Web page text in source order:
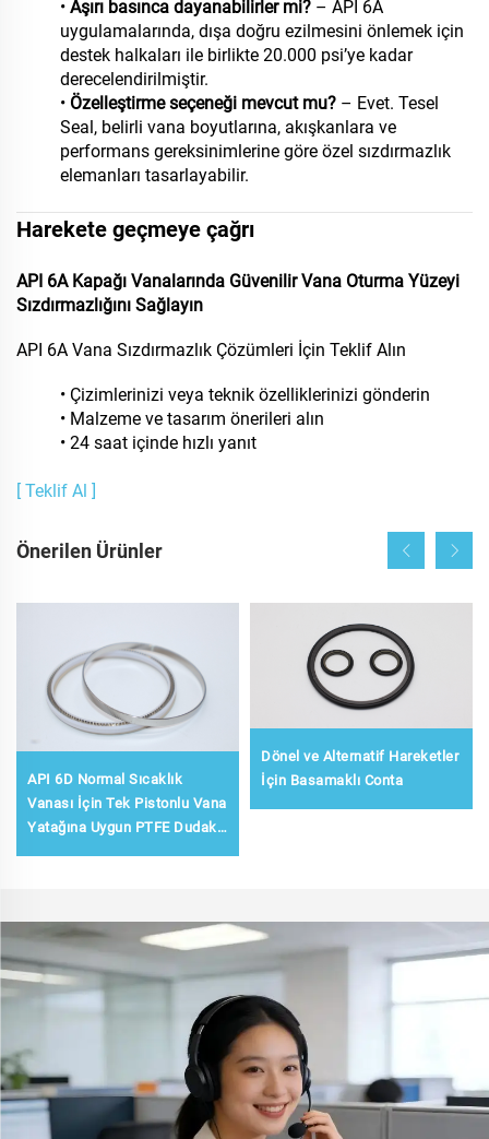
• Aşırı basınca dayanabilirler mi? – API 6A
uygulamalarında, dışa doğru ezilmesini önlemek için
destek halkaları ile birlikte 20.000 psi’ye kadar
derecelendirilmiştir.
• Özelleştirme seçeneği mevcut mu? – Evet. Tesel
Seal, belirli vana boyutlarına, akışkanlara ve
performans gereksinimlerine göre özel sızdırmazlık
elemanları tasarlayabilir.
Harekete geçmeye çağrı
API 6A Kapağı Vanalarında Güvenilir Vana Oturma Yüzeyi
Sızdırmazlığını Sağlayın
API 6A Vana Sızdırmazlık Çözümleri İçin Teklif Alın
• Çizimlerinizi veya teknik özelliklerinizi gönderin
• Malzeme ve tasarım önerileri alın
• 24 saat içinde hızlı yanıt
[ Teklif Al ]
Önerilen Ürünler
API 6D Normal Sıcaklık
Vanası İçin Tek Pistonlu Vana
Yatağına Uygun PTFE Dudak
Dönel ve Alternatif Hareketler
İçin Basamaklı Conta